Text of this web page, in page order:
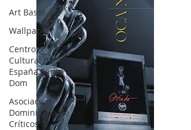
Art Basel
Wallpaper*
Centro
Cultural de
España Santo
Dom
Asociación
Dominicana de
Críticos d